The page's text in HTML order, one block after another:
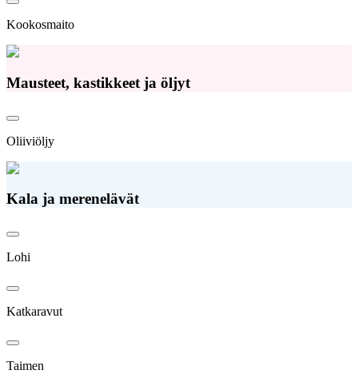
Kookosmaito
Mausteet, kastikkeet ja öljyt
Oliiviöljy
Kala ja merenelävät
Lohi
Katkaravut
Taimen